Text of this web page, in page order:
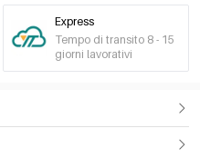
Express
Tempo di transito 8 - 15
giorni lavorativi